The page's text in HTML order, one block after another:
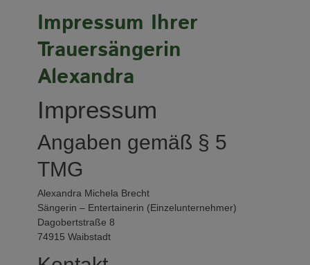
Impressum Ihrer
Trauersängerin
Alexandra
Impressum
Angaben gemäß § 5
TMG
Alexandra Michela Brecht
Sängerin – Entertainerin (Einzelunternehmer)
Dagobertstraße 8
74915 Waibstadt